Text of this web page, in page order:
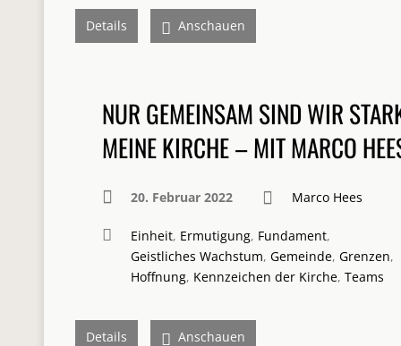
Details Anschauen
NUR GEMEINSAM SIND WIR
MEINE KIRCHE – MIT MARCO
20. Februar 2022 Marco Hees
Einheit, Ermutigung, Fundament,
Geistliches Wachstum, Gemeinde, Grenzen,
Hoffnung, Kennzeichen der Kirche, Teams
Details Anschauen